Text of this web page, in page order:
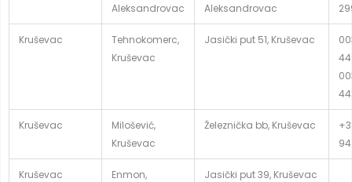
Aleksandrovac
Aleksandrovac
Kruševac
Tehnokomerc,
Kruševac
Jasički put 51, Kruševac
Kruševac
Milošević,
Kruševac
Železnička bb, Kruševac
Kruševac
Enmon,
Jasički put 39, Kruševac